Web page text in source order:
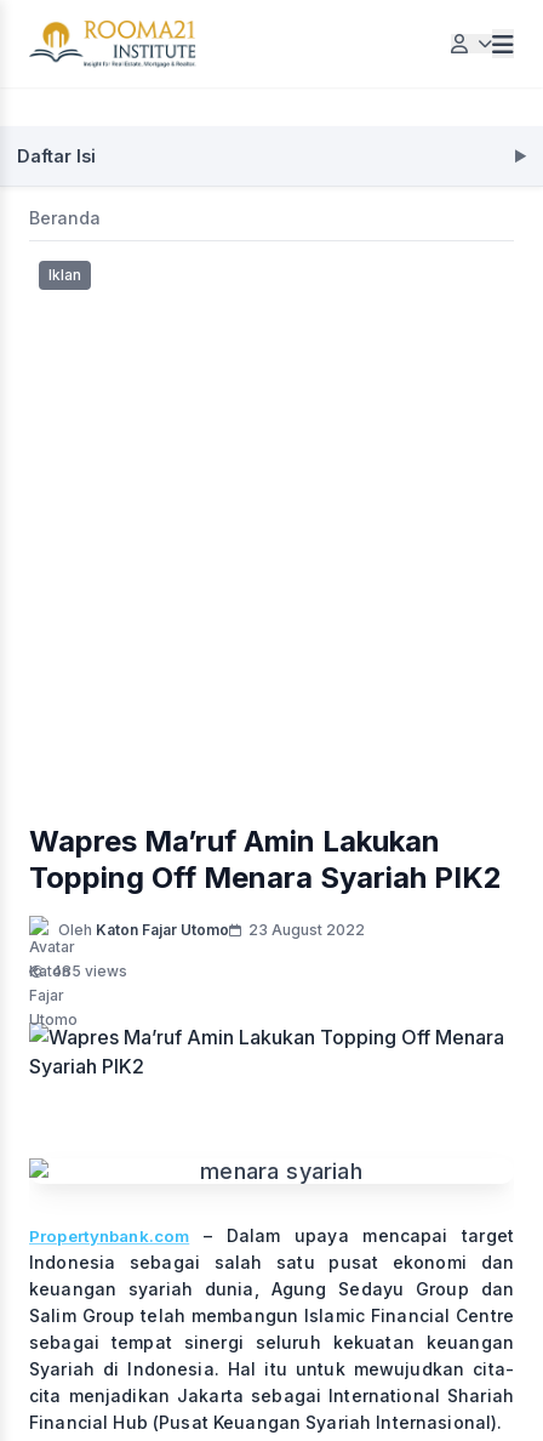
Daftar Isi
Beranda
Iklan
Wapres Ma’ruf Amin Lakukan
Topping Off Menara Syariah PIK2
Oleh Katon Fajar Utomo 23 August 2022
485 views
Propertynbank.com – Dalam upaya mencapai target
Indonesia sebagai salah satu pusat ekonomi dan
keuangan syariah dunia, Agung Sedayu Group dan
Salim Group telah membangun Islamic Financial Centre
sebagai tempat sinergi seluruh kekuatan keuangan
Syariah di Indonesia. Hal itu untuk mewujudkan cita-
cita menjadikan Jakarta sebagai International Shariah
Financial Hub (Pusat Keuangan Syariah Internasional).